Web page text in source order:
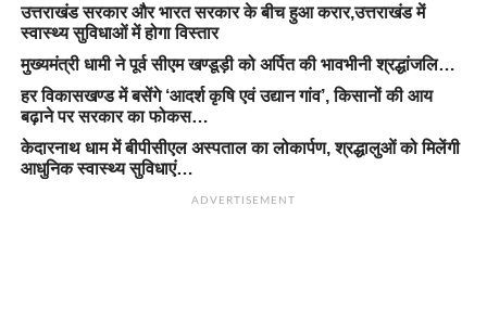
उत्तराखंड सरकार और भारत सरकार के बीच हुआ करार,उत्तराखंड में
स्वास्थ्य सुविधाओं में होगा विस्तार
मुख्यमंत्री धामी ने पूर्व सीएम खण्डूड़ी को अर्पित की भावभीनी श्रद्धांजलि…
हर विकासखण्ड में बसेंगे ‘आदर्श कृषि एवं उद्यान गांव’, किसानों की आय
बढ़ाने पर सरकार का फोकस…
केदारनाथ धाम में बीपीसीएल अस्पताल का लोकार्पण, श्रद्धालुओं को मिलेंगी
आधुनिक स्वास्थ्य सुविधाएं…
ADVERTISEMENT